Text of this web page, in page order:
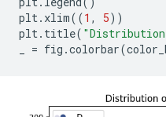
plt. xlim((1 , 5))
plt. title(
= fig .colorbar(